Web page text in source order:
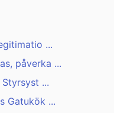
...
påverka ...
...
Gatukök ...